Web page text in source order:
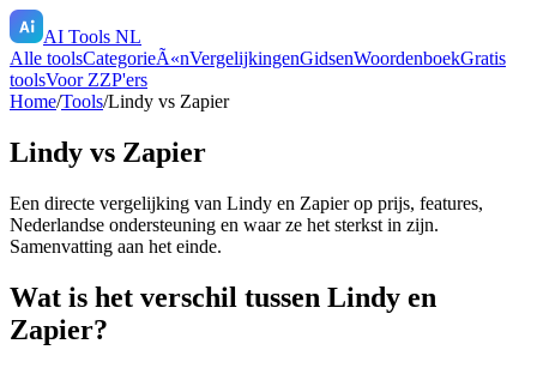
AI Tools NL
Alle toolsCategorieÃ«nVergelijkingenGidsenWoordenboekGratis
toolsVoor ZZP'ers
Home/Tools/Lindy vs Zapier
Lindy vs Zapier
Een directe vergelijking van Lindy en Zapierop prijs, features,
Nederlandse ondersteuning en waar ze het sterkst in zijn.
Samenvatting aan het einde.
Wat is het verschil tussen Lindy en
Zapier?